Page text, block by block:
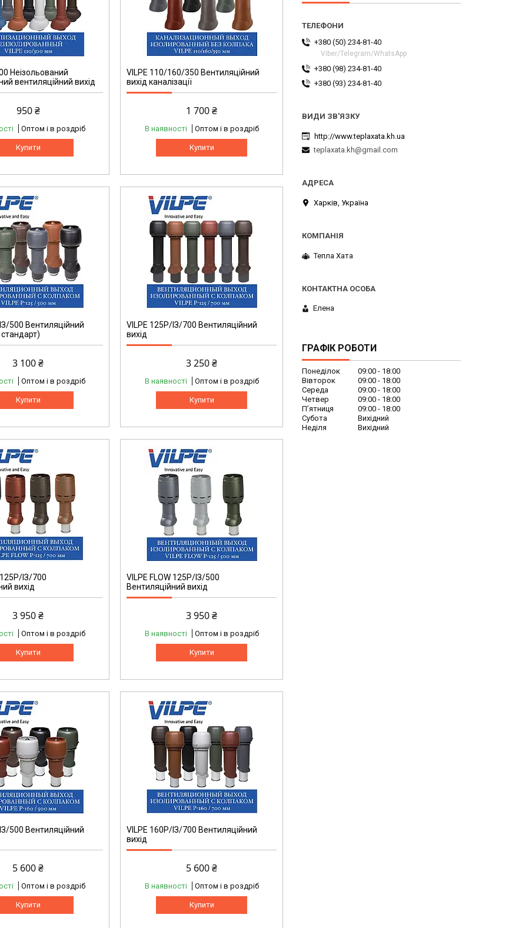
Неізольований
вентиляційний вихід
950 ₴
Оптом і в роздріб
Купити
VILPE 110/160/350 Вентиляційний
вихід каналізації
1 700 ₴
В наявності Оптом і в роздріб
Купити
500 Вентиляційний
стандарт)
3 100 ₴
Оптом і в роздріб
Купити
VILPE 125P/ІЗ/700 Вентиляційний
вихід
3 250 ₴
В наявності Оптом і в роздріб
Купити
ІЗ/700
вихід
3 950 ₴
Оптом і в роздріб
Купити
VILPE FLOW 125P/ІЗ/500
Вентиляційний вихід
3 950 ₴
В наявності Оптом і в роздріб
Купити
500 Вентиляційний
5 600 ₴
Оптом і в роздріб
Купити
VILPE 160P/ІЗ/700 Вентиляційний
вихід
5 600 ₴
В наявності Оптом і в роздріб
Купити
+380 (50) 234-81-40
Viber/Telegram/WhatsApp
+380 (98) 234-81-40
+380 (93) 234-81-40
http://www.teplaxata.kh.ua
teplaxata.kh@gmail.com
Харків, Україна
Тепла Хата
Елена
ГРАФІК РОБОТИ
Понеділок 09:00
18:00
Вівторок
09:00
18:00
Середа
09:00
18:00
Четвер
09:00
18:00
Пʼятниця
09:00
18:00
Субота
Вихідний
Неділя
Вихідний